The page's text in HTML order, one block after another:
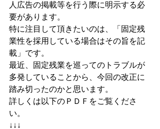
人広告の掲載等を行う際に明示する必
要があります。
特に注目して頂きたいのは、「固定残
業性を採用している場合はその旨を記
載」です。
最近、固定残業を巡ってのトラブルが
多発していることから、今回の改正に
踏み切ったのかと思います。
詳しくは以下のＰＤＦをご覧くださ
い。
↓↓↓